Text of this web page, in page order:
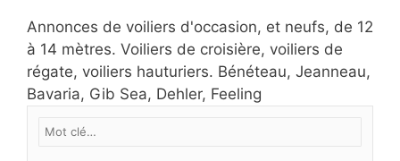
Annonces de voiliers d'occasion, et neufs, de 12
à 14 mètres. Voiliers de croisière, voiliers de
régate, voiliers hauturiers. Bénéteau, Jeanneau,
Bavaria, Gib Sea, Dehler, Feeling